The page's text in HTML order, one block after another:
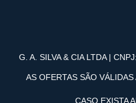
G. A. SILVA & CIA LTDA |
AS OFERTAS SÃO
CASO EXISTA